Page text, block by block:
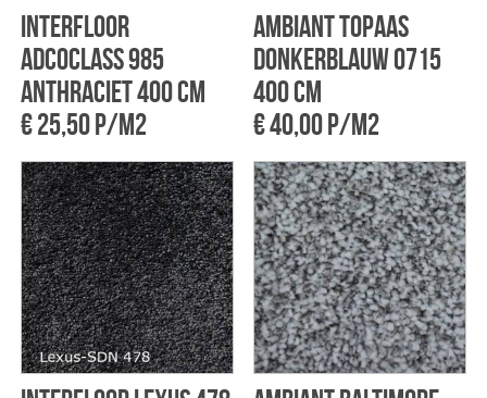
Interfloor
Adcoclass 985
Anthraciet 400 cm
€ 25,50 p/m2
Ambiant Topaas
donkerblauw 0715
400 cm
€ 40,00 p/m2